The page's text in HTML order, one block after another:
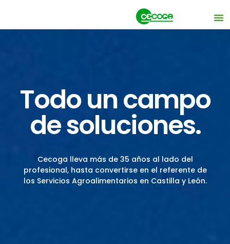
Todo un campo
de soluciones.
Cecoga lleva más de 35 años al lado del
profesional, hasta convertirse en el referente de
los Servicios Agroalimentarios en Castilla y León.